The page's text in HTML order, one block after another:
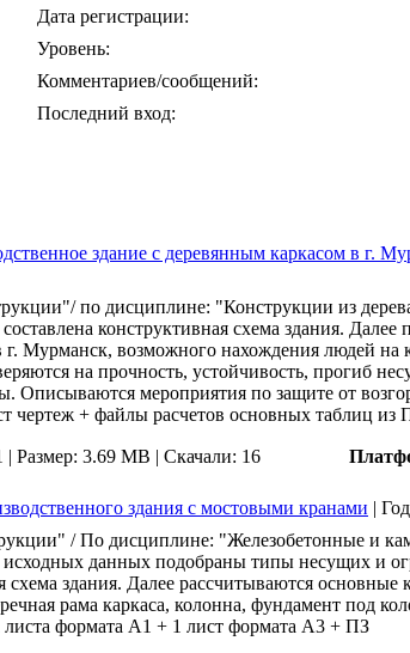
Дата регистрации:
Уровень:
Комментариев/сообщений:
Последний вход:
здание с деревянным каркасом в г.
по дисциплине: "Конструкции из
конструктивная схема здания. Далее
г. Мурманск, возможного нахождения людей на
на прочность, устойчивость, прогиб
Описываются мероприятия по защите от
чертеж + файлы расчетов основных таблиц из
| Размер: 3.69 MB | Скачали: 16
здания с мостовыми кранами |
/ По дисциплине: "Железобетонные и
исходных данных подобраны типы несущих и
схема здания. Далее рассчитываются основные
рама каркаса, колонна, фундамент под
листа формата А1 + 1 лист формата А3 + ПЗ